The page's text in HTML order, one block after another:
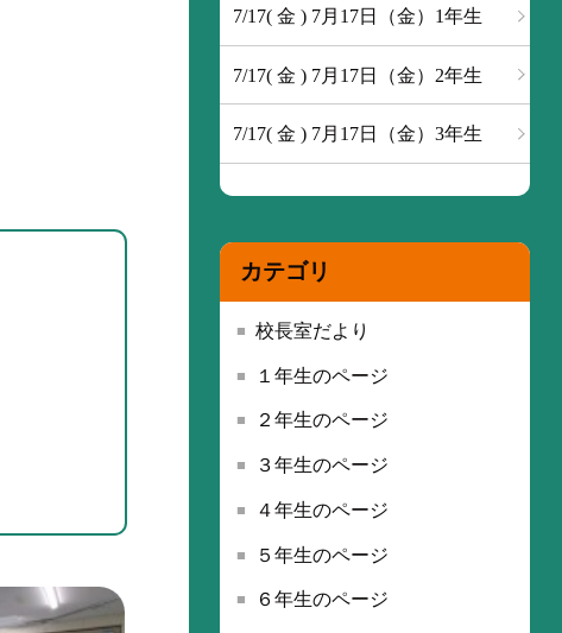
7/17( 金 ) 7月17日（金）1年生
7/17( 金 ) 7月17日（金）2年生
7/17( 金 ) 7月17日（金）3年生
カテゴリ
校長室だより
１年生のページ
２年生のページ
３年生のページ
４年生のページ
５年生のページ
６年生のページ